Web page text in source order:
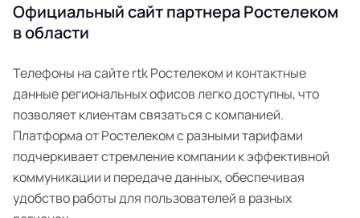
Официальный сайт партнера Ростелеком
в области
Телефоны на сайте rtk Ростелеком и контактные
данные региональных офисов легко доступны, что
позволяет клиентам связаться с компанией.
Платформа от Ростелеком с разными тарифами
подчеркивает стремление компании к эффективной
коммуникации и передаче данных, обеспечивая
удобство работы для пользователей в разных